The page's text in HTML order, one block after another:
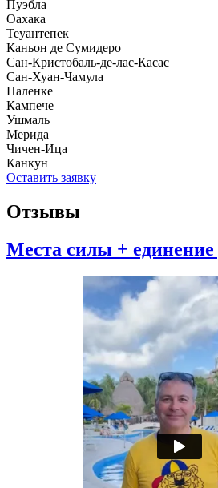
Пуэбла
Оахака
Теуантепек
Каньон де Сумидеро
Сан-Кристобаль-де-лас-Касас
Сан-Хуан-Чамула
Паленке
Кампече
Ушмаль
Мерида
Чичен-Ица
Канкун
Оставить заявку
Отзывы
Места силы +